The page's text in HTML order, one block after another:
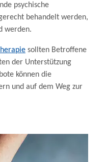
psychische
behandelt werden,
werden.
sollten Betroffene
der Unterstützung
können die
und auf dem Weg zur